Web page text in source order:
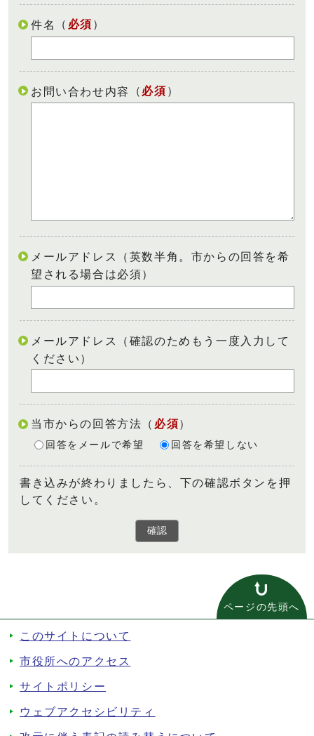
件名 （ 必須 ）
お問い合わせ内容 （ 必須 ）
メールアドレス（英数半角。市からの回答を希
望される場合は必須）
メールアドレス（確認のためもう一度入力して
ください）
当市からの回答方法 （ 必須）
回答をメールで希望 回答を希望しない
書き込みが終わりましたら、下の確認ボタンを押
してください。
確認
ページの先頭へ
このサイトについて
市役所へのアクセス
サイトポリシー
ウェブアクセシビリティ